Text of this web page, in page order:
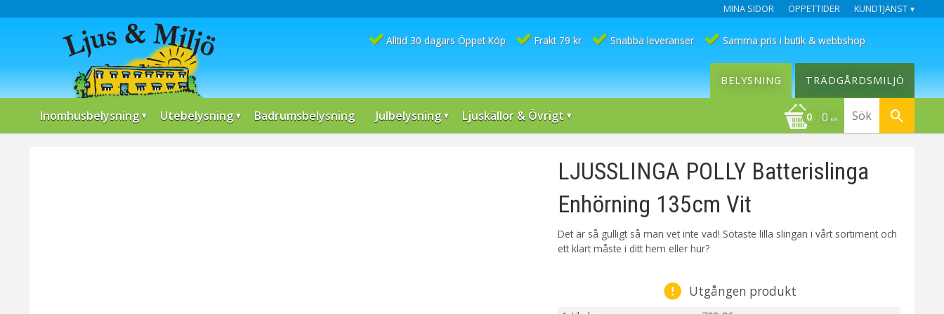
MINA SIDOR ÖPPETTIDER KUNDTJÄNST
Alltid 30 dagars Öppet Köp Frakt 79 kr Snabba leveranser Samma pris i butik & webbshop
Inomhusbelysning Utebelysning Badrumsbelysning Julbelysning Ljuskällor & Övrigt 0 KR
BELYSNING TRÄDGÅRDSMILJÖ
LJUSSLINGA POLLY Batterislinga
Enhörning 135cm Vit
Det är så gulligt så man vet inte vad! Sötaste lilla slingan i vårt sortiment och
ett klart måste i ditt hem eller hur?
Utgången produkt